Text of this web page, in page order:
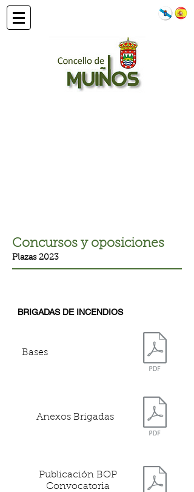
Concursos y oposiciones
Plazas 2023
BRIGADAS DE INCENDIOS
Bases
Anexos Brigadas
Publicación BOP
Convocatoria